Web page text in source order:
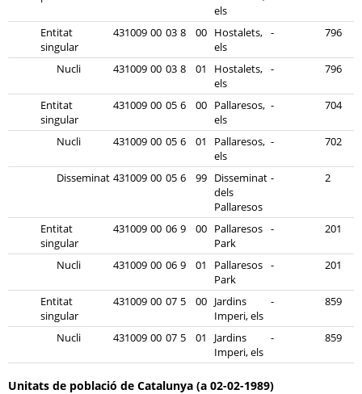
els
Entitat
singular
431009 00 03 8 00 Hostalets,
els
- 796
Nucli 431009 00 03 8 01
Hostalets,
els
- 796
Entitat
singular
431009 00 05 6 00 Pallaresos,
els
- 704
Nucli 431009 00 05 6 01
Pallaresos,
els
- 702
Disseminat 431009 00 05 6 99 Disseminat
dels
Pallaresos
- 2
Entitat
singular
431009 00 06 9 00 Pallaresos
Park
- 201
Nucli 431009 00 06 9 01
Pallaresos
Park
- 201
Entitat
singular
431009 00 07 5 00 Jardins
Imperi, els
- 859
Nucli 431009 00 07 5 01
Jardins
Imperi, els
- 859
Unitats de població de Catalunya (a 02-02-1989)